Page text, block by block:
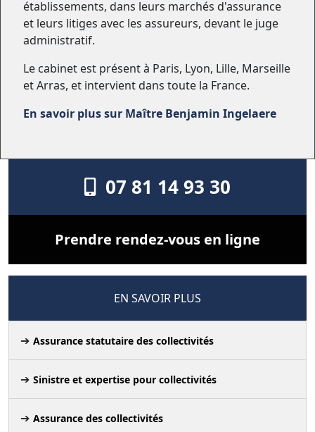
établissements, dans leurs marchés d'assurance
et leurs litiges avec les assureurs, devant le juge
administratif.
Le cabinet est présent à Paris, Lyon, Lille, Marseille
et Arras, et intervient dans toute la France.
En savoir plus sur Maître Benjamin Ingelaere
07 81 14 93 30
Prendre rendez-vous en ligne
EN SAVOIR PLUS
Assurance statutaire des collectivités
Sinistre et expertise pour collectivités
Assurance des collectivités